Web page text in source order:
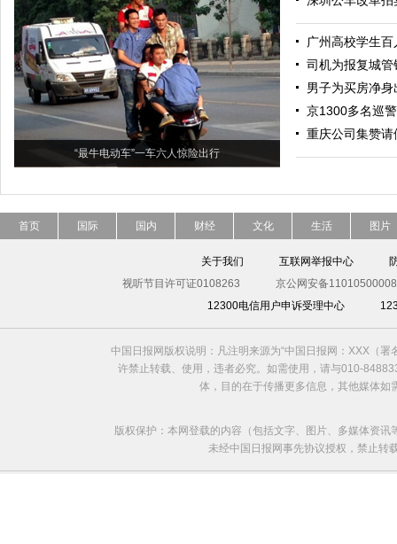
“最牛电动车”一车六人惊险出行
广州高校学生
司机为报复城
男子为买房净
京1300多名巡
重庆公司集赞
首页 国际 国内 财经 文化 生活 图片
关于我们 互联网举报中心
视听节目许可证0108263
京公网安备
12300电信用户申诉受理中心
中国日报网版权说明：凡注明来源为“中国日报网：XXX（
许禁止转载、使用，违者必究。如需使用，请与010-
体，目的在于传播更多信息，其他媒体
版权保护：本网登载的内容（包括文字、图片、多媒体资
未经中国日报网事先协议授权，禁止转